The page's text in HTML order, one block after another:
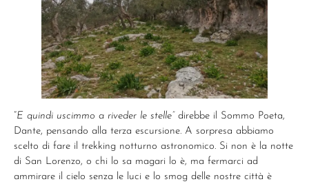
“E quindi uscimmo a riveder le stelle” direbbe il Sommo Poeta,
Dante, pensando alla terza escursione. A sorpresa abbiamo
scelto di fare il trekking notturno astronomico. Si non è la notte
di San Lorenzo, o chi lo sa magari lo è, ma fermarci ad
ammirare il cielo senza le luci e lo smog delle nostre città è